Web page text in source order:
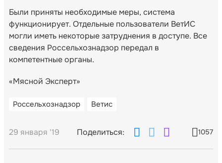
Были приняты необходимые меры, система
функционирует. Отдельные пользователи ВетИС
могли иметь некоторые затруднения в доступе. Все
сведения Россельхознадзор передал в
компетентные органы.
«Мясной Эксперт»
Россельхознадзор Ветис
29 января '19 Поделиться: 1057